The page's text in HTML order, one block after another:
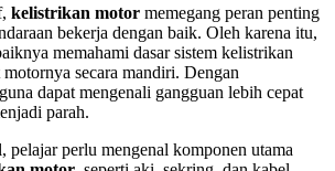
kelistrikan motor memegang peran penting
bekerja dengan baik. Oleh karena itu,
memahami dasar sistem kelistrikan
secara mandiri. Dengan
dapat mengenali gangguan lebih cepat
parah.
pelajar perlu mengenal komponen utama